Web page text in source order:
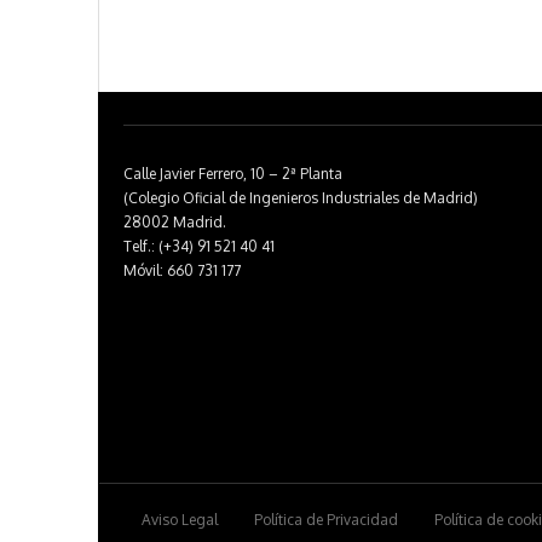
Calle Javier Ferrero, 10 – 2ª Planta
(Colegio Oficial de Ingenieros Industriales de Madrid)
28002 Madrid.
Telf.: (+34) 91 521 40 41
Móvil: 660 731 177
Aviso Legal Política de Privacidad Política de